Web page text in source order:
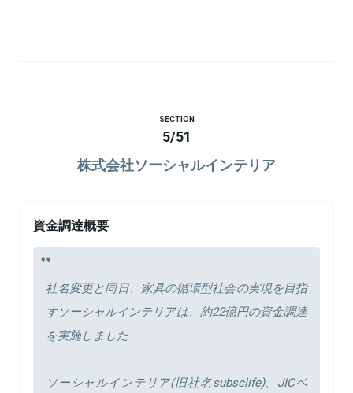
SECTION
5/51
株式会社ソーシャルインテリア
資金調達概要
社名変更と同日、家具の循環型社会の実現を目指
すソーシャルインテリアは、約22億円の資金調達
を実施しました
ソーシャルインテリア(旧社名subsclife)、JICベ